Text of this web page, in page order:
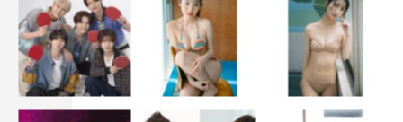
2022年4月～
神田正輝、向井亜紀、勝俣州和、三船美佳
中継…中丸雄一